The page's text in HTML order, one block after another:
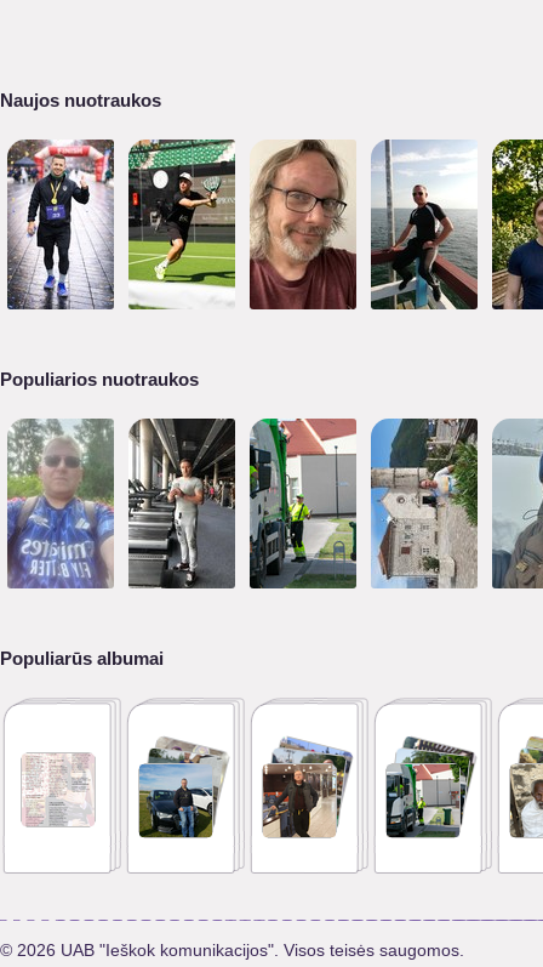
Naujos nuotraukos
Populiarios nuotraukos
Populiarūs albumai
© 2026 UAB "Ieškok komunikacijos". Visos teisės saugomos.